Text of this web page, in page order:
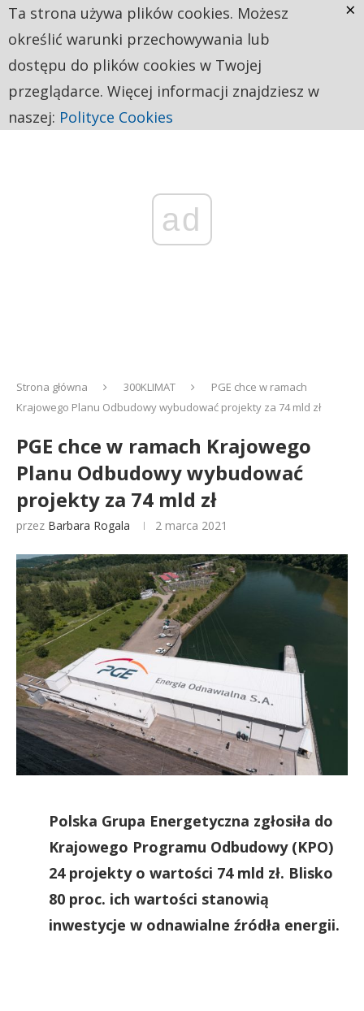
ad
Strona główna 300KLIMAT
PGE chce w ramach
Krajowego Planu Odbudowy wybudować projekty za 74 mld zł
PGE chce w ramach Krajowego
Planu Odbudowy wybudować
projekty za 74 mld zł
przez Barbara Rogala 2 marca 2021
Polska Grupa Energetyczna zgłosiła do
Krajowego Programu Odbudowy (KPO)
24 projekty o wartości 74 mld zł. Blisko
80 proc. ich wartości stanowią
inwestycje w odnawialne źródła energii.
Ta strona używa plików cookies. Możesz
określić warunki przechowywania lub
dostępu do plików cookies w Twojej
przeglądarce. Więcej informacji znajdziesz w
naszej: Polityce Cookies
×